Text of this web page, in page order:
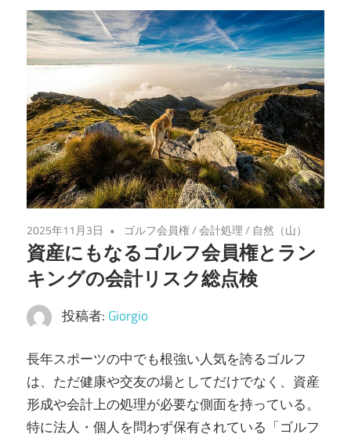
な
た
の
ル
フ
ラ
イ
フ
次
の
ス
テ
ー
ジ
へ
導
く。
2025年11月3日 ゴルフ会員権/会計処理/ 自然（山）
資産にもなるゴルフ会員権とラン
キングの会計リスク総点検
投稿者: Giorgio
長年スポーツの中でも根強い人気を誇るゴルフ
は、ただ健康や交友の場としてだけでなく、資産
形成や会計上の処理が必要な側面を持っている。
特に法人・個人を問わず保有されている「ゴルフ